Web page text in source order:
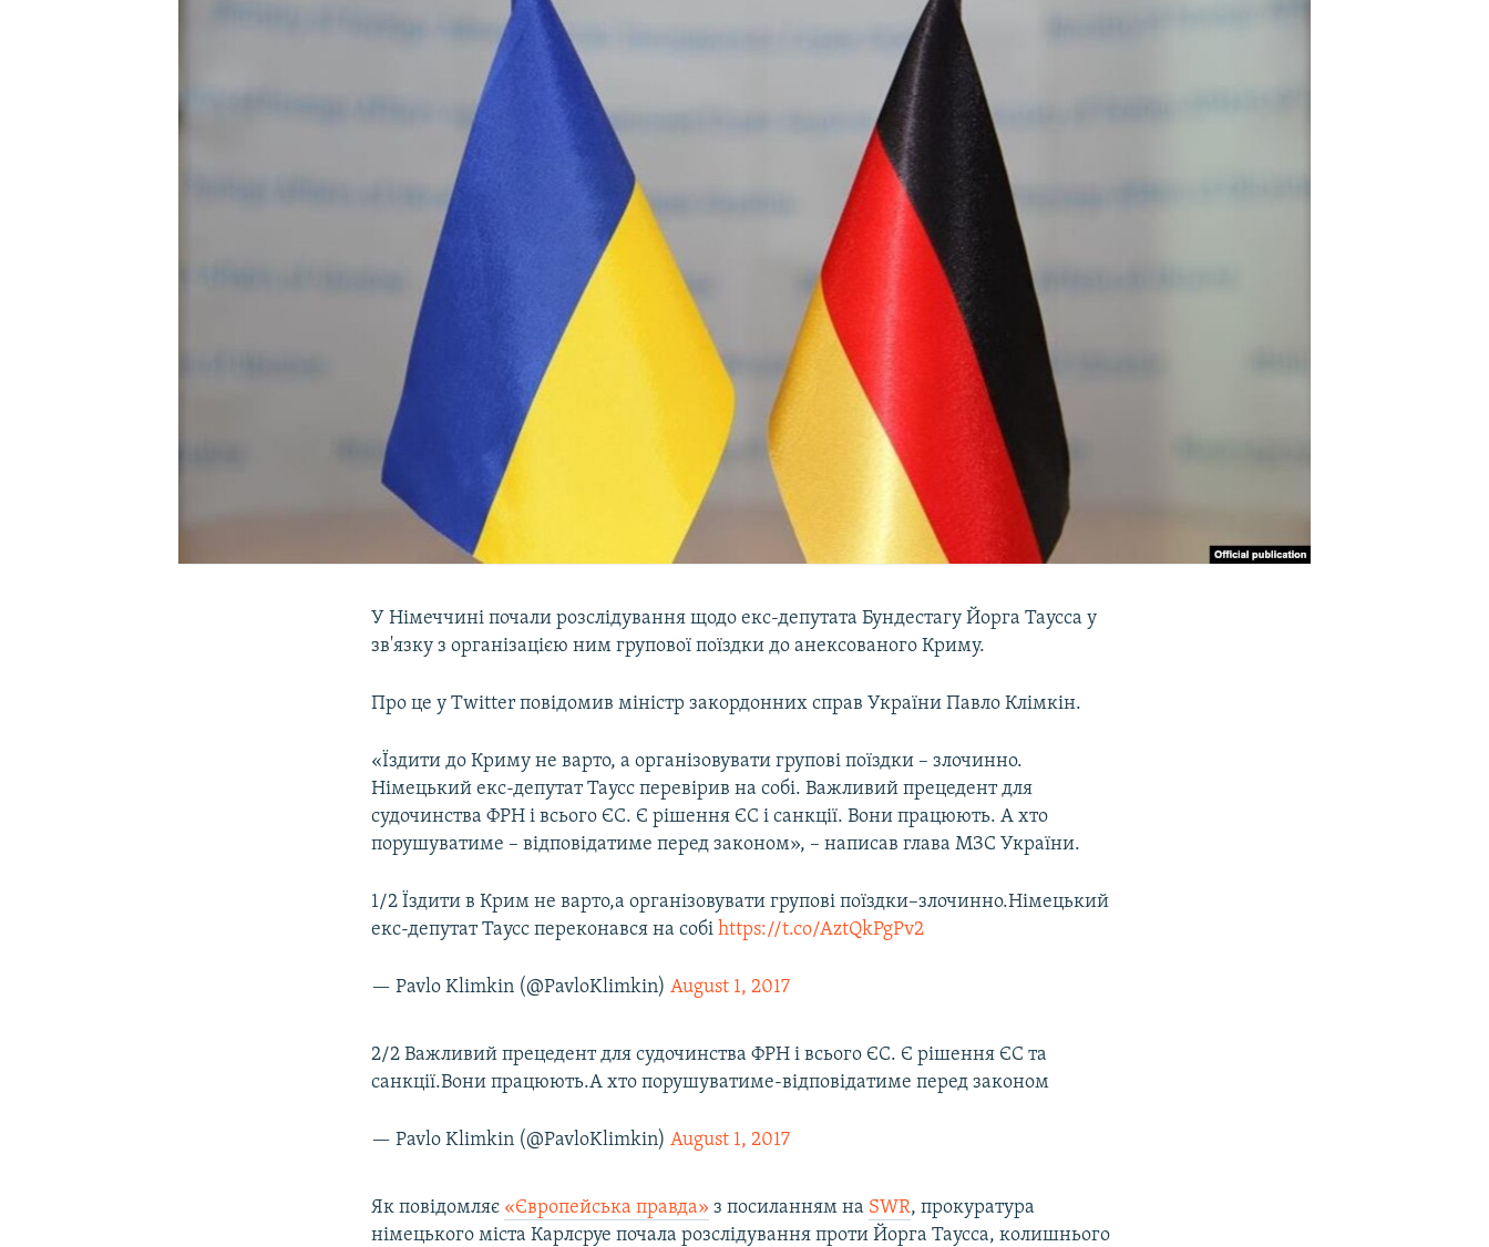
У Німеччині почали розслідування щодо екс-депутата Бундестагу Йорга Таусса у
зв'язку з організацією ним групової поїздки до анексованого Криму.
Про це у Twitter повідомив міністр закордонних справ України Павло Клімкін.
«Їздити до Криму не варто, а організовувати групові поїздки – злочинно.
Німецький екс-депутат Таусс перевірив на собі. Важливий прецедент для
судочинства ФРН і всього ЄС. Є рішення ЄС і санкції. Вони працюють. А хто
порушуватиме – відповідатиме перед законом», – написав глава МЗС України.
1/2 Їздити в Крим не варто,а організовувати групові поїздки–злочинно.Німецький
екс-депутат Таусс переконався на собіhttps://t.co/AztQkPgPv2
— Pavlo Klimkin (@PavloKlimkin)August 1, 2017
2/2 Важливий прецедент для судочинства ФРН і всього ЄС. Є рішення ЄС та
санкції.Вони працюють.А хто порушуватиме-відповідатиме перед законом
— Pavlo Klimkin (@PavloKlimkin)August 1, 2017
Як повідомляє «Європейська правда» з посиланням на SWR, прокуратура
німецького міста Карлсруе почала розслідування проти Йорга Таусса, колишнього